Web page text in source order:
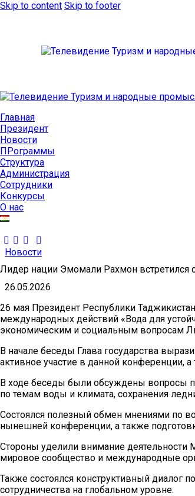
Skip to content Skip to footer
Главная
Президент
Новости
ПРограммы
Структура
Администрация
Сотрудники
Конкурсы
О нас
Новости
Лидер нации Эмомали Рахмон встретился
26.05.2026
26 мая Президент Республики
международных действий «Вода для
экономическим и социальным вопросам
В начале беседы Глава государства
активное участие в данной конференции,
В ходе беседы были обсуждены вопросы
по темам воды и климата, сохранения
Состоялся полезный обмен мнениями по
нынешней конференции, а также
Стороны уделили внимание деятельности
мировое сообщество и международные
Также состоялся конструктивный диалог
сотрудничества на глобальном уровне.